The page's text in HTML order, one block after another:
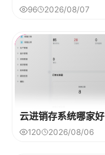
96 2026/08/07
云进销存系统哪家
120 2026/08/06